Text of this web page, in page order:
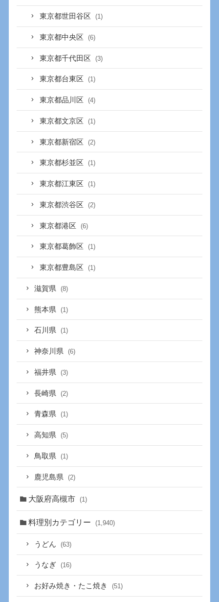
東京都世田谷区 (1)
東京都中央区 (6)
東京都千代田区 (3)
東京都台東区 (1)
東京都品川区 (4)
東京都文京区 (1)
東京都新宿区 (2)
東京都杉並区 (1)
東京都江東区 (1)
東京都渋谷区 (2)
東京都港区 (6)
東京都葛飾区 (1)
東京都豊島区 (1)
滋賀県 (8)
熊本県 (1)
石川県 (1)
神奈川県 (6)
福井県 (3)
長崎県 (2)
青森県 (1)
高知県 (5)
鳥取県 (1)
鹿児島県 (2)
大阪府高槻市 (1)
料理別カテゴリー (1,940)
うどん (63)
うなぎ (16)
お好み焼き・たこ焼き (51)